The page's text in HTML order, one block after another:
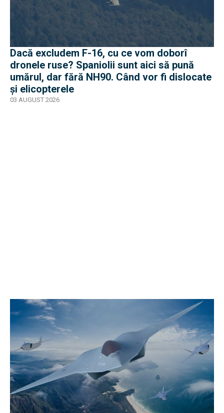
Dacă excludem F-16, cu ce vom doborî
dronele ruse? Spaniolii sunt aici să pună
umărul, dar fără NH90. Când vor fi dislocate
și elicopterele
03 AUGUST 2026